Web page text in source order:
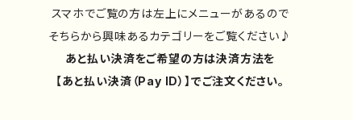
スマホでご覧の方は左上にメニューがあるので
そちらから興味あるカテゴリーをご覧ください♪
あと払い決済をご希望の方は決済方法を
【あと払い決済（Pay ID）】でご注文ください。